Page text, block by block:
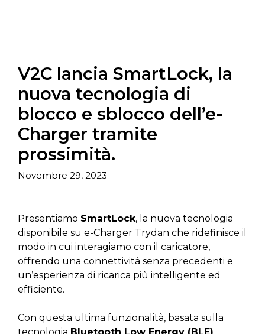
V2C lancia SmartLock, la
nuova tecnologia di
blocco e sblocco dell’e-
Charger tramite
prossimità.
Novembre 29, 2023
Presentiamo SmartLock, la nuova tecnologia
disponibile su e-Charger Trydan che ridefinisce il
modo in cui interagiamo con il caricatore,
offrendo una connettività senza precedenti e
un’esperienza di ricarica più intelligente ed
efficiente.
Con questa ultima funzionalità, basata sulla